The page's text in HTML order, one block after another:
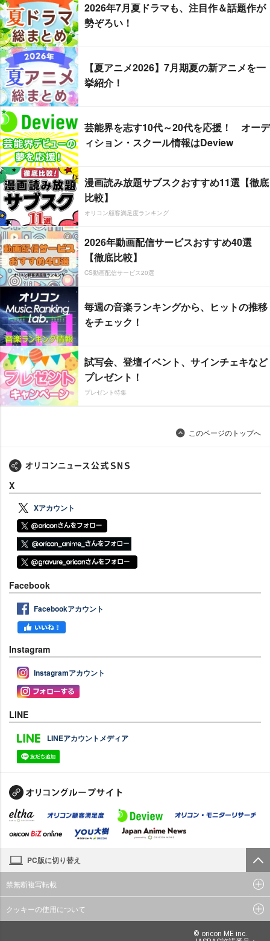
2026年7月夏ドラマも、注目作＆話題作が
勢ぞろい！
【夏アニメ2026】7月期夏の新アニメを一
挙紹介！
芸能界を志す10代～20代を応援！ オーデ
ィション・スクール情報はDeview
漫画読み放題サブスクおすすめ11選【徹底
比較】
オリコン顧客満足度ランキング
2026年動画配信サービスおすすめ40選
【徹底比較】
CS動画配信サービス20選
毎週の音楽ランキングから、ヒットの推移
をチェック！
試写会、登壇イベント、サインチェキなど
プレゼント！
プレゼント特集
このページのトップへ
X
Xアカウント
Facebook
Facebookアカウント
Instagram
Instagramアカウント
LINE
LINEアカウントメディア
PC版に切り替え
禁無断複写転載
クッキーの使用について
© oricon ME inc.